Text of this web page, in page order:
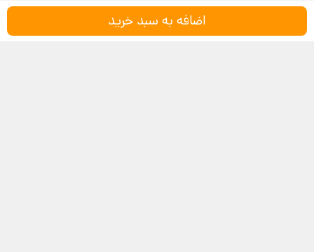
اضافه به سبد خریدشرایط و قوانین